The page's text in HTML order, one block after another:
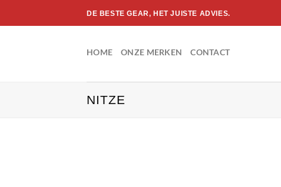
DE BESTE GEAR, HET JUISTE ADVIES.
HOME ONZE MERKEN CONTACT
NITZE